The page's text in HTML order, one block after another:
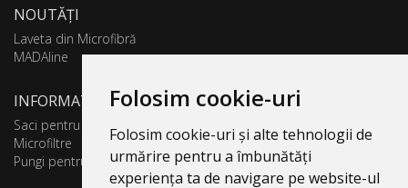
Folosim cookie-uri
Folosim cookie-uri și alte tehnologii de
urmărire pentru a îmbunătăți
experiența ta de navigare pe website-ul
NOUTĂȚI
Laveta din Microfibră
MADAline
INFORMATII PRODUSE
Saci pentru aspirator
Microfiltre
Pungi pentru colectare praf